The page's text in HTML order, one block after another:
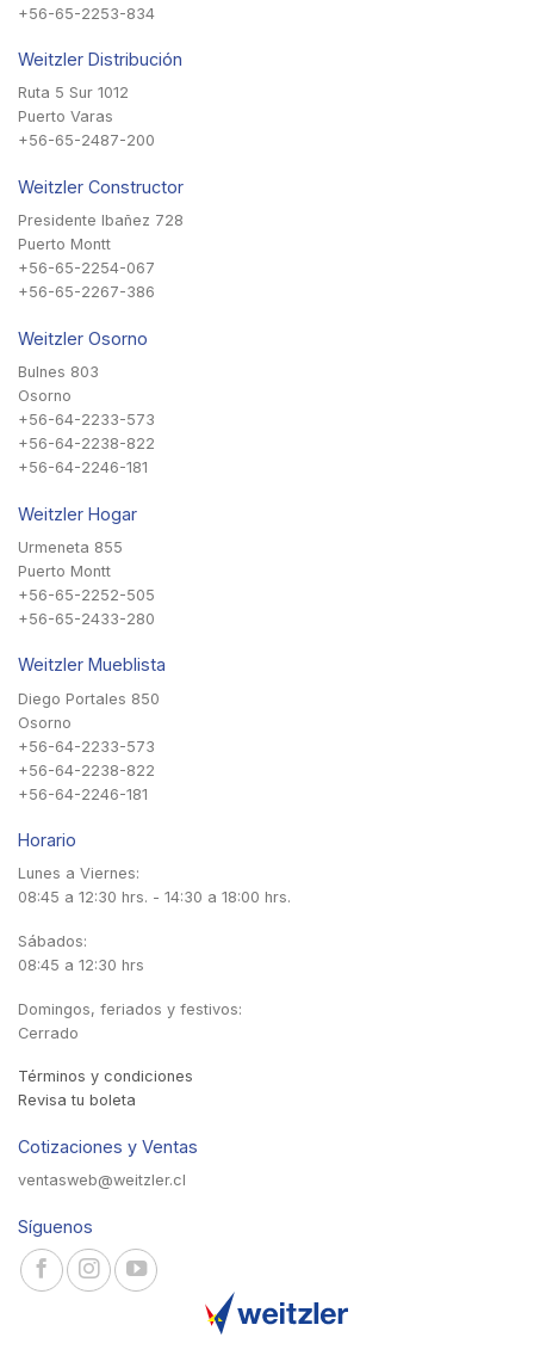
+56-65-2253-834
Weitzler Distribución
Ruta 5 Sur 1012
Puerto Varas
+56-65-2487-200
Weitzler Constructor
Presidente Ibañez 728
Puerto Montt
+56-65-2254-067
+56-65-2267-386
Weitzler Osorno
Bulnes 803
Osorno
+56-64-2233-573
+56-64-2238-822
+56-64-2246-181
Weitzler Hogar
Urmeneta 855
Puerto Montt
+56-65-2252-505
+56-65-2433-280
Weitzler Mueblista
Diego Portales 850
Osorno
+56-64-2233-573
+56-64-2238-822
+56-64-2246-181
Horario
Lunes a Viernes:
08:45 a 12:30 hrs. - 14:30 a 18:00 hrs.
Sábados:
08:45 a 12:30 hrs
Domingos, feriados y festivos:
Cerrado
Términos y condiciones
Revisa tu boleta
Cotizaciones y Ventas
ventasweb@weitzler.cl
Síguenos